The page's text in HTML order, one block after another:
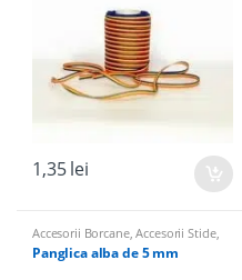
1,35lei
Accesorii Borcane,Accesorii Sticle
Panglici, Hartie de Matase, Panza de
Iuta pentru nunta
Panglica alba de 5 mm